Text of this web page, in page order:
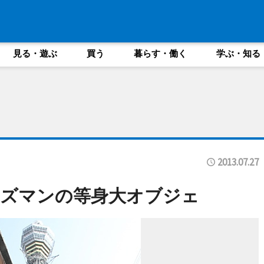
見る・遊ぶ 買う 暮らす・働く 学ぶ・知る
2013.07.27
マンの等身大オブジェ